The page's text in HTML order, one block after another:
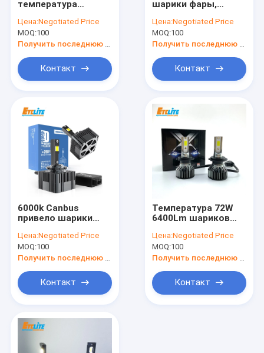
Электрическая лампочка СИД автомобиля
Электрические лампочки тумана СИД
Предупредительный световой сигнал СИД
Автоматическая лампа кабеля
Дешифратор автобуса КОНСЕРВНОЙ БАНКИ
температура
шариков 10000
фары СИД
автомобиля D8S
Цена:Negotiated Price
MOQ:100
Получить последнюю цену
Контакт
шарики фары,
D5S фары 6000k
Цена:Negotiated Price
MOQ:100
Получить последнюю цену
Контакт
6000k Canbus
привело шарики
одобрило ODM
доступное D3S D4S
Цена:Negotiated Price
MOQ:100
Получить последнюю цену
Контакт
Температура 72W
6400Lm шариков
автомобиля H11 H8
H4
Цена:Negotiated Price
MOQ:100
Получить последнюю цену
Контакт